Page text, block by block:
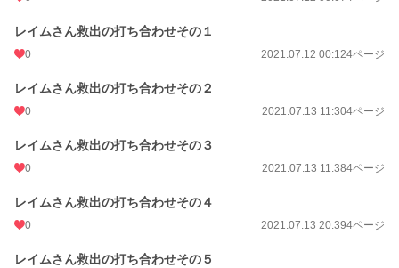
レイムさん救出の打ち合わせその１
0 2021.07.12 00:124ページ
レイムさん救出の打ち合わせその２
0 2021.07.13 11:304ページ
レイムさん救出の打ち合わせその３
0 2021.07.13 11:384ページ
レイムさん救出の打ち合わせその４
0 2021.07.13 20:394ページ
レイムさん救出の打ち合わせその５